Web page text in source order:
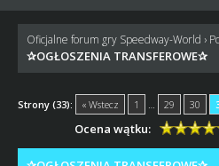
Oficjalne forum gry Speedway-World ›
✰OGŁOSZENIA TRANSFEROWE✰
Strony (33): « Wstecz 1 29 30
Ocena wątku: